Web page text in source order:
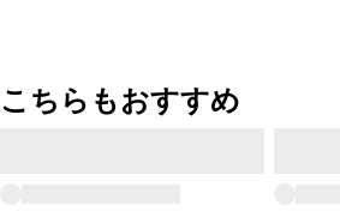
こちらもおすすめ